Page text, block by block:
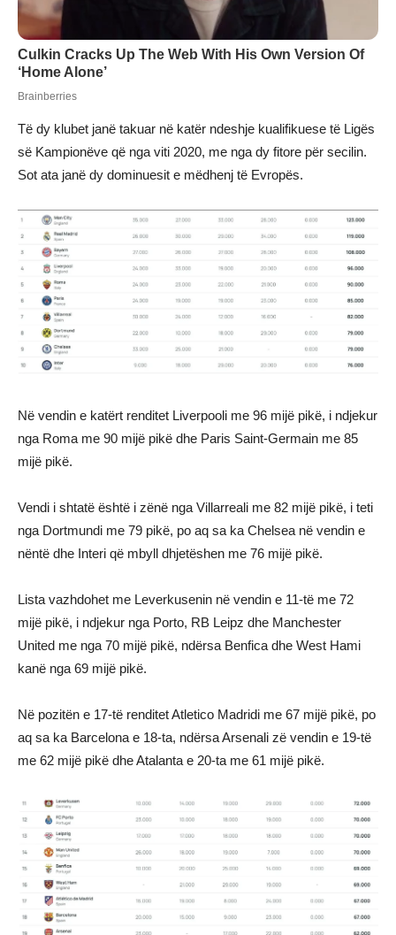
Të dy klubet janë takuar në katër ndeshje kualifikuese të Ligës
së Kampionëve që nga viti 2020, me nga dy fitore për secilin.
Sot ata janë dy dominuesit e mëdhenj të Evropës.
Në vendin e katërt renditet Liverpooli me 96 mijë pikë, i ndjekur
nga Roma me 90 mijë pikë dhe Paris Saint-Germain me 85
mijë pikë.
Vendi i shtatë është i zënë nga Villarreali me 82 mijë pikë, i teti
nga Dortmundi me 79 pikë, po aq sa ka Chelsea në vendin e
nëntë dhe Interi që mbyll dhjetëshen me 76 mijë pikë.
Lista vazhdohet me Leverkusenin në vendin e 11-të me 72
mijë pikë, i ndjekur nga Porto, RB Leipz dhe Manchester
United me nga 70 mijë pikë, ndërsa Benfica dhe West Hami
kanë nga 69 mijë pikë.
Në pozitën e 17-të renditet Atletico Madridi me 67 mijë pikë, po
aq sa ka Barcelona e 18-ta, ndërsa Arsenali zë vendin e 19-të
me 62 mijë pikë dhe Atalanta e 20-ta me 61 mijë pikë.